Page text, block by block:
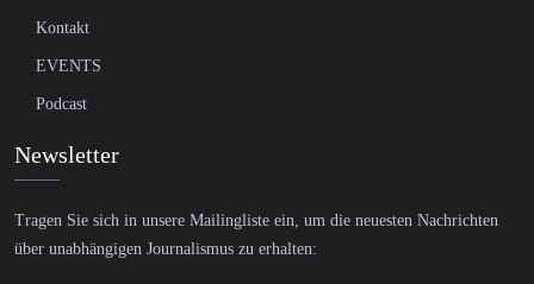
Kontakt
EVENTS
Podcast
Newsletter
Tragen Sie sich in unsere Mailingliste ein, um die neuesten Nachrichten
über unabhängigen Journalismus zu erhalten: